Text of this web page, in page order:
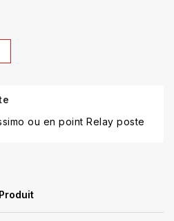
ou en point Relay poste